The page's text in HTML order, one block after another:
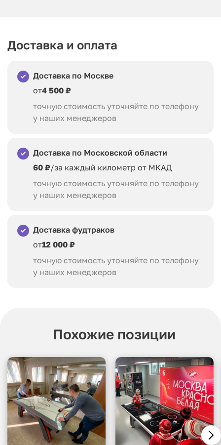
Доставка и оплата
Доставка по Москве
от4 500 ₽
точную стоимость уточняйте по телефону
у наших менеджеров
Доставка по Московской области
60 ₽/за каждый километр от МКАД
точную стоимость уточняйте по телефону
у наших менеджеров
Доставка фудтраков
от12 000 ₽
точную стоимость уточняйте по телефону
у наших менеджеров
Похожие позиции